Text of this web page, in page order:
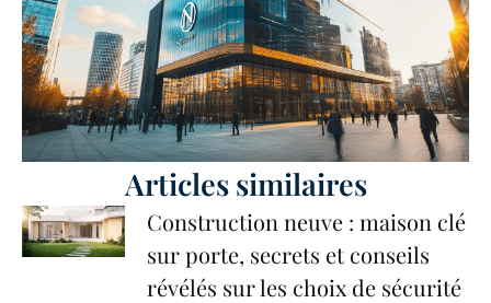
Articles similaires
Construction neuve : maison clé
sur porte, secrets et conseils
révélés sur les choix de sécurité